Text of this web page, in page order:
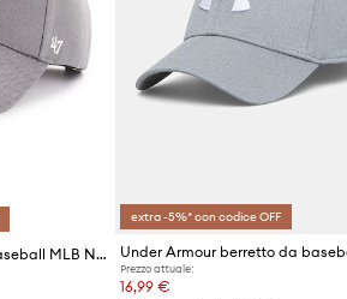
47 brand berretto da baseball MLB New York Yankees
extra -5%* con codice OFF
Under Armour berretto da
Prezzo attuale:
16,99 €